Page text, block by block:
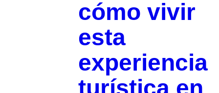
cómo vivir
esta
experiencia
turística en